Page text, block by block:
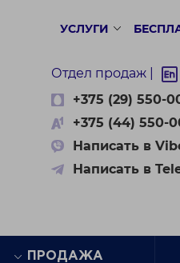
УСЛУГИ
Отдел продаж |
+375 (29) 550-
+375 (44) 550-
Написать в
Написать в
ПРОДАЖА